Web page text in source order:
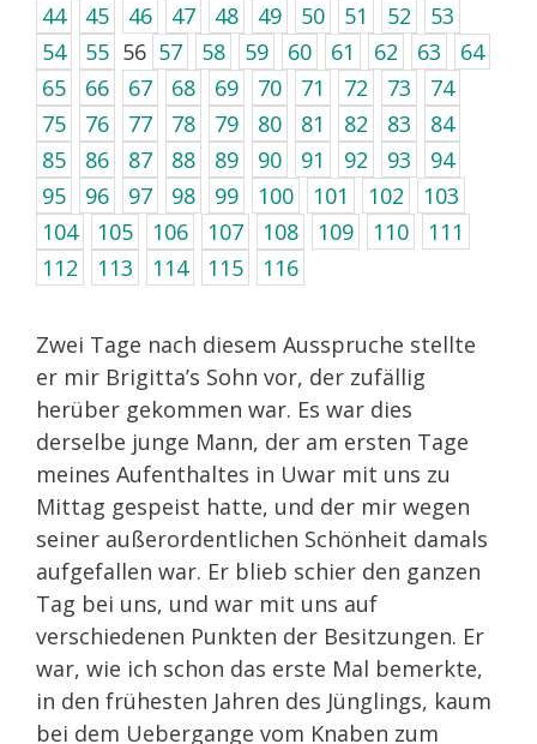
44
45 46 47 48 49 50 51 52
53
54
55 56 57 58 59 60 61 62 63
64
65
66 67 68 69 70 71 72 73
74
75
76 77 78 79 80 81 82 83
84
85
86 87 88 89 90 91 92 93
94
95
96 97 98 99 100 101 102
103
104
105 106 107 108 109 110
111
112
113 114 115 116
Zwei Tage nach diesem Ausspruche stellte
er mir Brigitta’s Sohn vor, der zufällig
herüber gekommen war. Es war dies
derselbe junge Mann, der am ersten Tage
meines Aufenthaltes in Uwar mit uns zu
Mittag gespeist hatte, und der mir wegen
seiner außerordentlichen Schönheit damals
aufgefallen war. Er blieb schier den ganzen
Tag bei uns, und war mit uns auf
verschiedenen Punkten der Besitzungen. Er
war, wie ich schon das erste Mal bemerkte,
in den frühesten Jahren des Jünglings, kaum
bei dem Uebergange vom Knaben zum